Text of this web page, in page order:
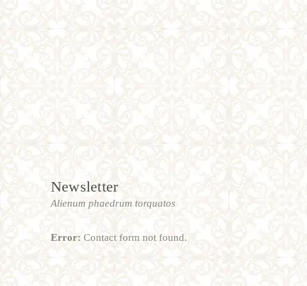
Newsletter
Alienum phaedrum torquatos
Error: Contact form not found.